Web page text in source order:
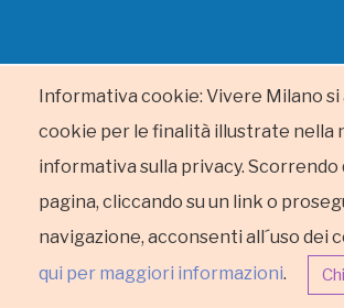
Informativa cookie: Vivere Milano si
cookie per le finalità illustrate nella
informativa sulla privacy. Scorrendo
pagina, cliccando su un link o
navigazione, acconsenti all´uso dei
qui per maggiori informazioni.